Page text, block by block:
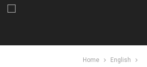
Home English